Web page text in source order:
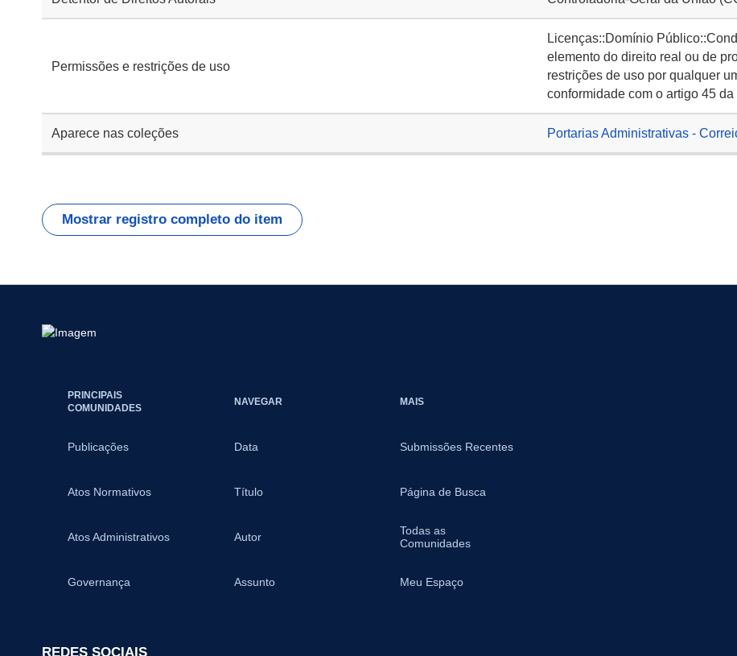
Permissões e restrições de uso
Licenças::Domínio
elemento do direito real ou de
restrições de uso por qualquer
conformidade com o artigo 45 da
Aparece nas coleções Portarias Administrativas -
Mostrar registro completo do item
PRINCIPAIS
COMUNIDADES
Publicações
Atos Normativos
Atos Administrativos
Governança
NAVEGAR
Data
Título
Autor
Assunto
MAIS
Submissões Recentes
Página de Busca
Todas as
Comunidades
Meu Espaço
REDES SOCIAIS